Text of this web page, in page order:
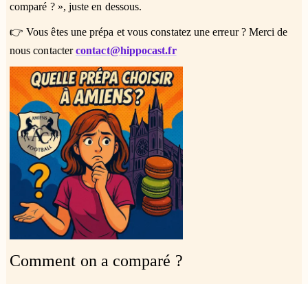
comparé ? », juste en dessous.
👉 Vous êtes une prépa et vous constatez une erreur ? Merci de
nous contactercontact@hippocast.fr
Comment on a comparé ?